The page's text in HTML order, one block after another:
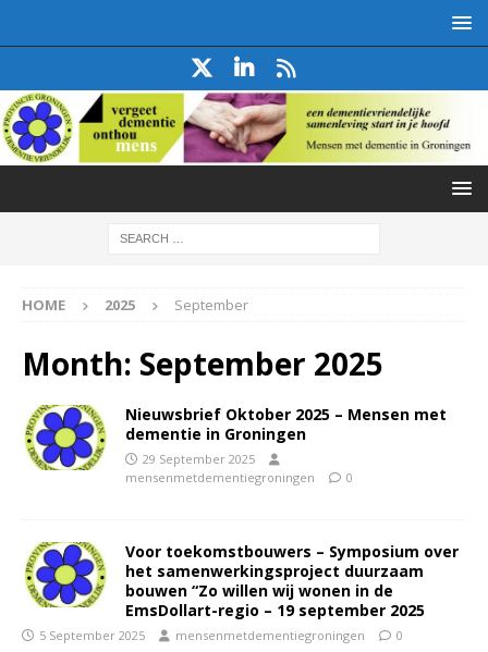
HOME 2025 September
Month: September 2025
Nieuwsbrief Oktober 2025 – Mensen met
dementie in Groningen
29 September 2025
mensenmetdementiegroningen
0
Voor toekomstbouwers – Symposium over
het samenwerkingsproject duurzaam
bouwen “Zo willen wij wonen in de
EmsDollart-regio – 19 september 2025
5 September 2025 mensenmetdementiegroningen 0